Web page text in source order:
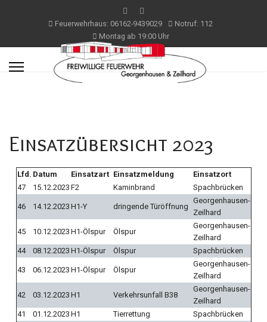
Feuerwehrhaus: 06162-9439029
Notruf: 112
Montag ab 19:00 Uhr
Einsatzübersicht 2023
Lfd. Datum Einsatzart Einsatzmeldung
Einsatzort
47
15.12.2023 F2 Kaminbrand Spachbrücken
46 14.12.2023 H1-Y dringende Türöffnung
Georgenhausen-
Zeilhard
45 10.12.2023 H1-Ölspur Ölspur
Georgenhausen-
Zeilhard
44
08.12.2023 H1-Ölspur Ölspur Spachbrücken
43 06.12.2023 H1-Ölspur Ölspur
Georgenhausen-
Zeilhard
42 03.12.2023 H1 Verkehrsunfall B38
Georgenhausen-
Zeilhard
41
01.12.2023 H1 Tierrettung Spachbrücken